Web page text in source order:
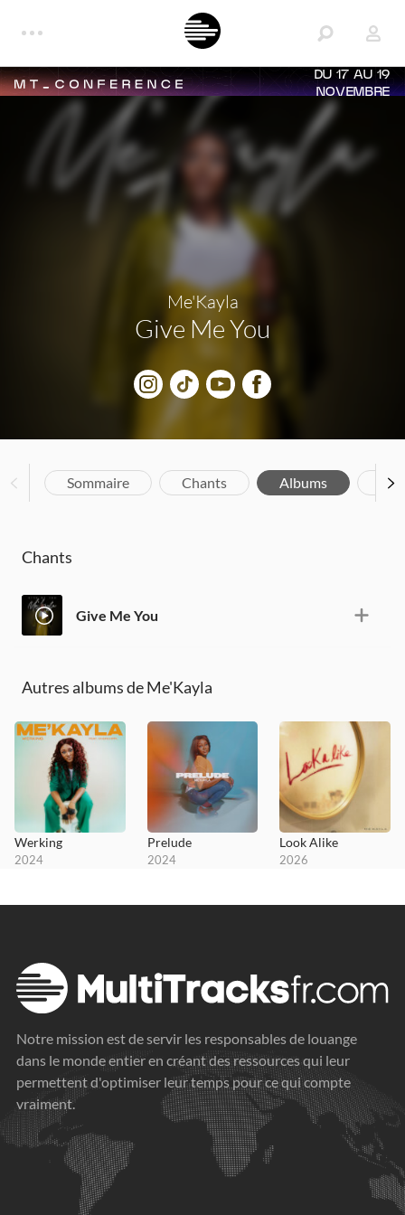
DU 17 AU 19
NOVEMBRE
Me'Kayla
Give Me You
Sommaire Chants Albums
Chants
Give Me You
Autres albums de Me'Kayla
Werking
2024
Prelude
2024
Look Alike
2026
Notre mission est de servir les responsables de louange
dans le monde entier en créant des ressources qui leur
permettent d'optimiser leur temps pour ce qui compte
vraiment.